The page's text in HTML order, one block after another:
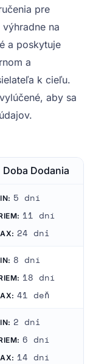
pre
na
a poskytuje
a
k cieľu.
aby sa
Doba Dodania
5 dní
11 dní
24 dni
8 dní
18 dní
41 deň
2 dni
6 dní
14 dní